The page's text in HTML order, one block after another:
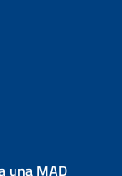
una MAD